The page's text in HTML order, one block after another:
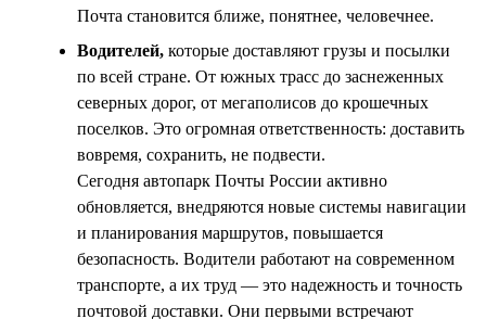
Почта становится ближе, понятнее, человечнее.
Водителей, которые доставляют грузы и посылки
по всей стране. От южных трасс до заснеженных
северных дорог, от мегаполисов до крошечных
поселков. Это огромная ответственность: доставить
вовремя, сохранить, не подвести.
Сегодня автопарк Почты России активно
обновляется, внедряются новые системы навигации
и планирования маршрутов, повышается
безопасность. Водители работают на современном
транспорте, а их труд — это надежность и точность
почтовой доставки. Они первыми встречают